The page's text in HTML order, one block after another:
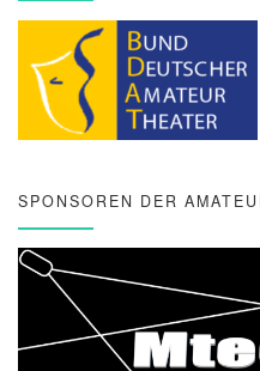
SPONSOREN DER